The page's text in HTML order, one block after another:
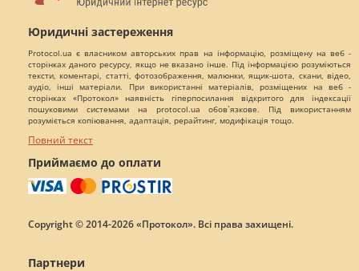
Юридичні застереження
Protocol.ua є власником авторських прав на інформацію, розміщену на веб -
сторінках даного ресурсу, якщо не вказано інше. Під інформацією розуміються
тексти, коментарі, статті, фотозображення, малюнки, ящик-шота, скани, відео,
аудіо, інші матеріали. При використанні матеріалів, розміщених на веб -
сторінках «Протокол» наявність гіперпосилання відкритого для індексації
пошуковими системами на protocol.ua обов`язкове. Під використанням
розуміється копіювання, адаптація, рерайтинг, модифікація тощо.
Повний текст
Приймаємо до оплати
Copyright © 2014-2026 «Протокол». Всі права захищені.
Партнери